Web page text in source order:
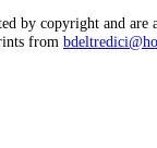
by copyright and
from